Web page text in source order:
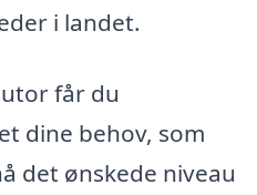
i landet.
får du
dine behov, som
det ønskede niveau